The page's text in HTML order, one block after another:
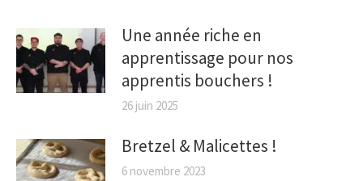
Une année riche en
apprentissage pour nos
apprentis bouchers !
26 juin 2025
Bretzel & Malicettes !
6 novembre 2023